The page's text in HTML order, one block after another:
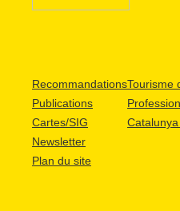
Recommandations
Publications
Cartes/SIG
Newsletter
Plan du site
Tourisme